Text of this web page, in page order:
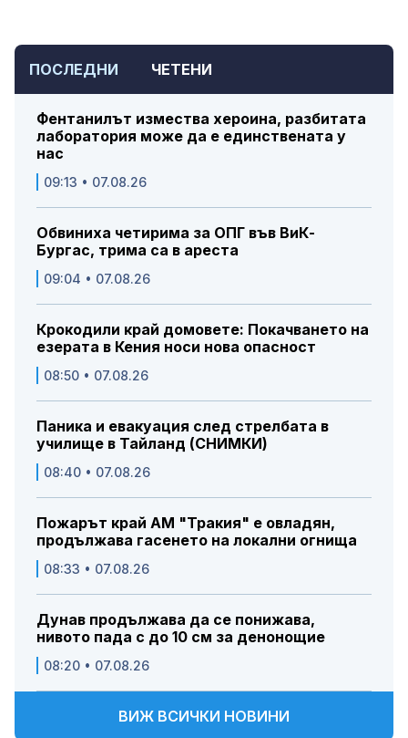
ПОСЛЕДНИ ЧЕТЕНИ
Фентанилът измества хероина, разбитата
лаборатория може да е единствената у
нас
09:13 • 07.08.26
Обвиниха четирима за ОПГ във ВиК-
Бургас, трима са в ареста
09:04 • 07.08.26
Крокодили край домовете: Покачването на
езерата в Кения носи нова опасност
08:50 • 07.08.26
Паника и евакуация след стрелбата в
училище в Тайланд (СНИМКИ)
08:40 • 07.08.26
Пожарът край АМ "Тракия" е овладян,
продължава гасенето на локални огнища
08:33 • 07.08.26
Дунав продължава да се понижава,
нивото пада с до 10 см за денонощие
08:20 • 07.08.26
ВИЖ ВСИЧКИ НОВИНИ